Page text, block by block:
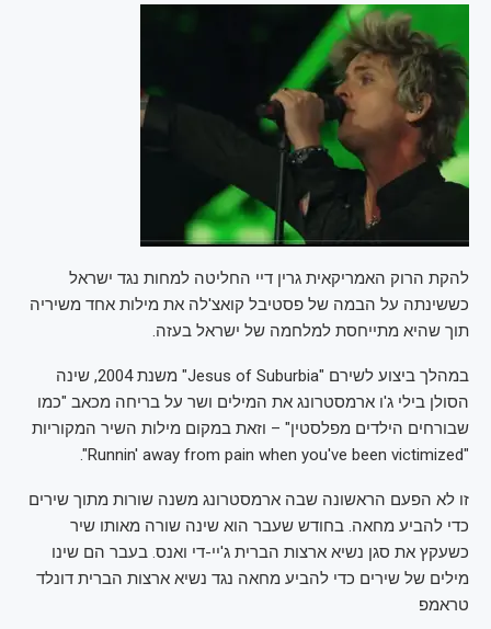
להקת הרוק האמריקאית גרין דיי החליטה למחות נגד ישראל
כששינתה על הבמה של פסטיבל קואצ'לה את מילות אחד משיריה
תוך שהיא מתייחסת למלחמה של ישראל בעזה.
במהלך ביצוע לשירם "Jesus of Suburbia" משנת 2004, שינה
הסולן בילי ג'ו ארמסטרונג את המילים ושר על בריחה מכאב "כמו
שבורחים הילדים מפלסטין" – וזאת במקום מילות השיר המקוריות
"Runnin' away from pain when you've been victimized".
זו לא הפעם הראשונה שבה ארמסטרונג משנה שורות מתוך שירים
כדי להביע מחאה. בחודש שעבר הוא שינה שורה מאותו שיר
כשעקץ את סגן נשיא ארצות הברית ג'יי-די ואנס. בעבר הם שינו
מילים של שירים כדי להביע מחאה נגד נשיא ארצות הברית דונלד
טראמפ